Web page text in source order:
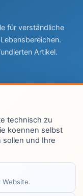
für verständliche
Artikel.
technisch zu
koennen selbst
und Ihre